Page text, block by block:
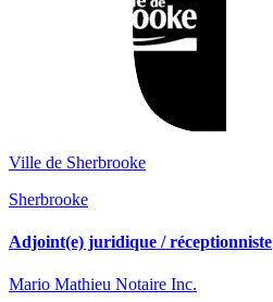
Ville de Sherbrooke
Sherbrooke
Adjoint(e) juridique / réceptionniste
Mario Mathieu Notaire Inc.